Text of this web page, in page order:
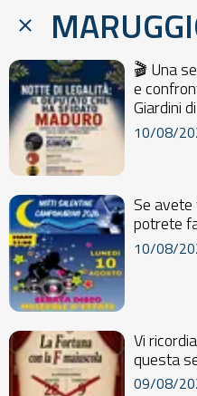
🎬 Una
e
Giardini
10/08/
Se
potrete
10/08/
Vi
09/08/